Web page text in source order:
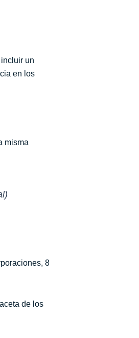
un
en los
misma
8
de los